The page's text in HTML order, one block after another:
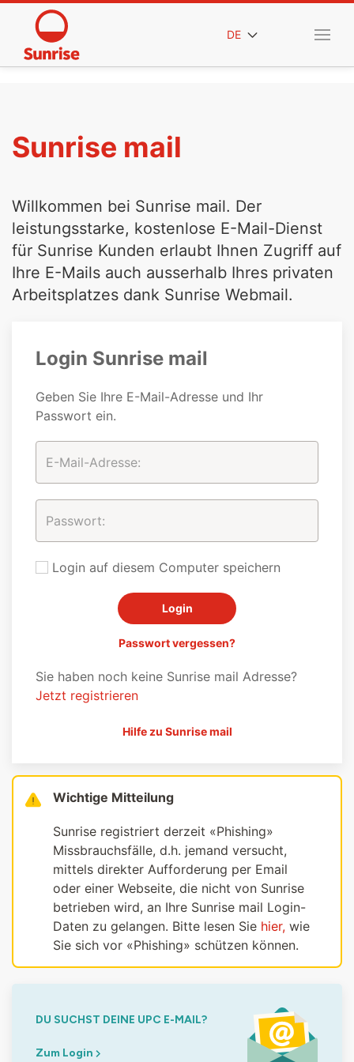
DE
Sunrise mail
Willkommen bei Sunrise mail. Der
leistungsstarke, kostenlose E-Mail-Dienst
für Sunrise Kunden erlaubt Ihnen Zugriff auf
Ihre E-Mails auch ausserhalb Ihres privaten
Arbeitsplatzes dank Sunrise Webmail.
Login Sunrise mail
Geben Sie Ihre E-Mail-Adresse und Ihr
Passwort ein.
Login auf diesem Computer speichern
Passwort vergessen?
Sie haben noch keine Sunrise mail Adresse?
Jetzt registrieren
Hilfe zu Sunrise mail
Wichtige Mitteilung
Sunrise registriert derzeit «Phishing»
Missbrauchsfälle, d.h. jemand versucht,
mittels direkter Aufforderung per Email
oder einer Webseite, die nicht von Sunrise
betrieben wird, an Ihre Sunrise mail Login-
Daten zu gelangen. Bitte lesen Sie hier, wie
Sie sich vor «Phishing» schützen können.
DU SUCHST DEINE UPC E-MAIL?
Zum Login